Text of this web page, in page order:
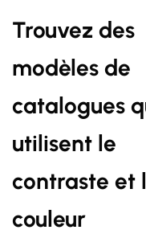
Trouvez des
modèles de
catalogues
utilisent le
contraste et
couleur